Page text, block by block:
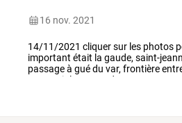
16 nov. 2021
14/11/2021 cliquersur les photos
important était la gaude, saint-
passageà guédu var, frontière
percevoir
les des